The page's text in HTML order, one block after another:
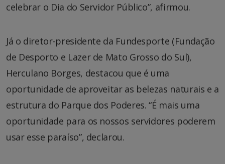
celebrar o Dia do Servidor Público”, afirmou.
Já o diretor-presidente da Fundesporte (Fundação
de Desporto e Lazer de Mato Grosso do Sul),
Herculano Borges, destacou que é uma
oportunidade de aproveitar as belezas naturais e a
estrutura do Parque dos Poderes. “É mais uma
oportunidade para os nossos servidores poderem
usar esse paraíso”, declarou.